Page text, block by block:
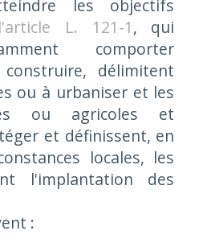
les objectifs
l'article L. 121-1, qui
comporter
délimitent
ou à urbaniser et les
ou agricoles et
et définissent, en
locales, les
l'implantation des
: